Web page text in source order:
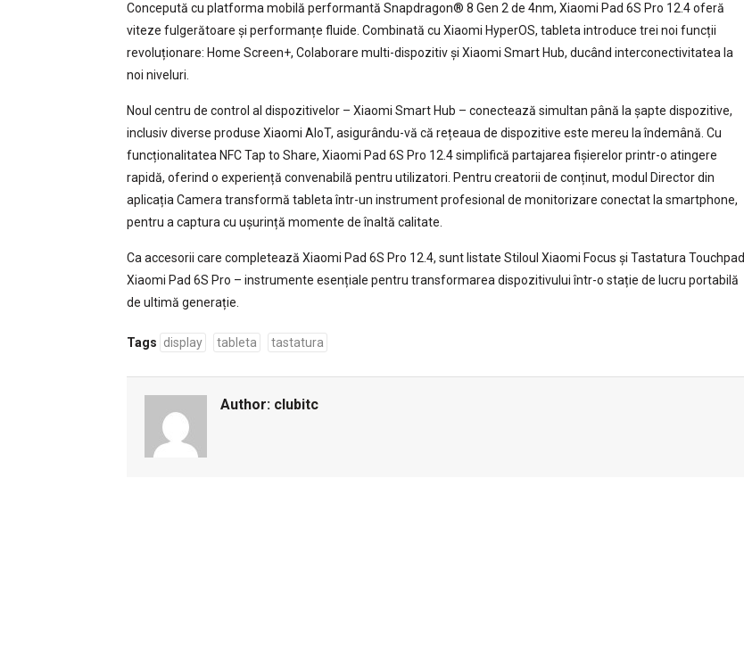
Concepută cu platforma mobilă performantă Snapdragon® 8 Gen 2 de 4nm, Xiaomi Pad 6S Pro 12.4 oferă
viteze fulgerătoare și performanțe fluide. Combinată cu Xiaomi HyperOS, tableta introduce trei noi funcții
revoluționare: Home Screen+, Colaborare multi-dispozitiv și Xiaomi Smart Hub, ducând interconectivitatea la
noi niveluri.
Noul centru de control al dispozitivelor – Xiaomi Smart Hub – conectează simultan până la șapte dispozitive,
inclusiv diverse produse Xiaomi AIoT, asigurându-vă că rețeaua de dispozitive este mereu la îndemână. Cu
funcționalitatea NFC Tap to Share, Xiaomi Pad 6S Pro 12.4 simplifică partajarea fișierelor printr-o atingere
rapidă, oferind o experiență convenabilă pentru utilizatori. Pentru creatorii de conținut, modul Director din
aplicația Camera transformă tableta într-un instrument profesional de monitorizare conectat la smartphone,
pentru a captura cu ușurință momente de înaltă calitate.
Ca accesorii care completează Xiaomi Pad 6S Pro 12.4, sunt listate Stiloul Xiaomi Focus și Tastatura Touchpad
Xiaomi Pad 6S Pro – instrumente esențiale pentru transformarea dispozitivului într-o stație de lucru portabilă
de ultimă generație.
Tags display tableta tastatura
Author: clubitc